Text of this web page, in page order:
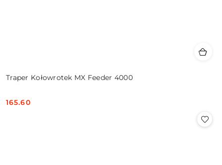
Traper Kołowrotek MX Feeder 4000
Cena:
165.60